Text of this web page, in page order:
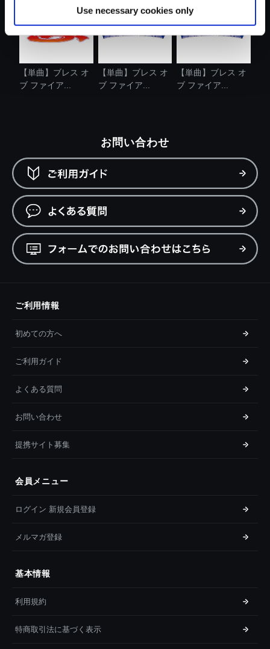
Use necessary cookies only
【単曲】ブレス オ
ブ ファイア...
【単曲】ブレス オ
ブ ファイア...
【単曲】ブレス オ
ブ ファイア...
お問い合わせ
ご利用情報
初めての方へ
ご利用ガイド
よくある質問
お問い合わせ
提携サイト募集
会員メニュー
ログイン 新規会員登録
メルマガ登録
基本情報
利用規約
特商取引法に基づく表示